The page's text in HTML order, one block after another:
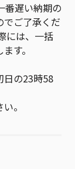
番遅い納期の
でご了承くだ
には、一括
す。
日の23時58
。